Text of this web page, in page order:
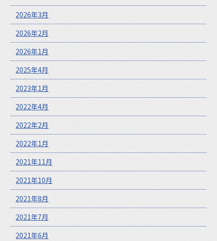
2026年3月
2026年2月
2026年1月
2025年4月
2023年1月
2022年4月
2022年2月
2022年1月
2021年11月
2021年10月
2021年8月
2021年7月
2021年6月